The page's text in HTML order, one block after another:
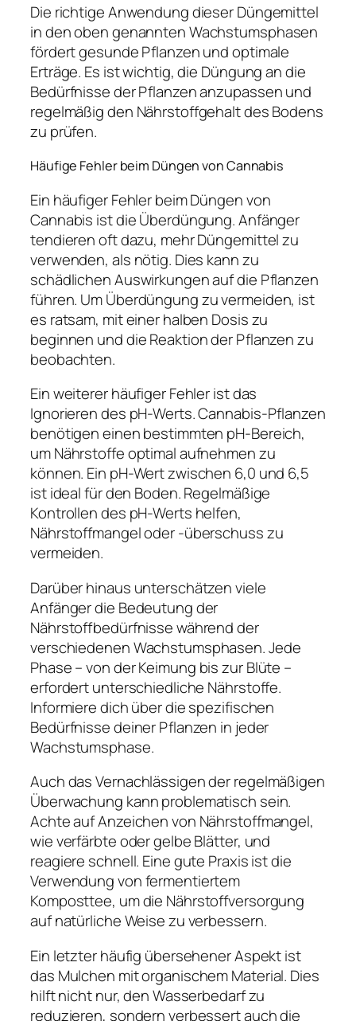
Die richtige Anwendung dieser Düngemittel
in den oben genannten Wachstumsphasen
fördert gesunde Pflanzen und optimale
Erträge. Es ist wichtig, die Düngung an die
Bedürfnisse der Pflanzen anzupassen und
regelmäßig den Nährstoffgehalt des Bodens
zu prüfen.
Häufige Fehler beim Düngen von Cannabis
Ein häufiger Fehler beim Düngen von
Cannabis ist die Überdüngung. Anfänger
tendieren oft dazu, mehr Düngemittel zu
verwenden, als nötig. Dies kann zu
schädlichen Auswirkungen auf die Pflanzen
führen. Um Überdüngung zu vermeiden, ist
es ratsam, mit einer halben Dosis zu
beginnen und die Reaktion der Pflanzen zu
beobachten.
Ein weiterer häufiger Fehler ist das
Ignorieren des pH-Werts. Cannabis-Pflanzen
benötigen einen bestimmten pH-Bereich,
um Nährstoffe optimal aufnehmen zu
können. Ein pH-Wert zwischen 6,0 und 6,5
ist ideal für den Boden. Regelmäßige
Kontrollen des pH-Werts helfen,
Nährstoffmangel oder -überschuss zu
vermeiden.
Darüber hinaus unterschätzen viele
Anfänger die Bedeutung der
Nährstoffbedürfnisse während der
verschiedenen Wachstumsphasen. Jede
Phase – von der Keimung bis zur Blüte –
erfordert unterschiedliche Nährstoffe.
Informiere dich über die spezifischen
Bedürfnisse deiner Pflanzen in jeder
Wachstumsphase.
Auch das Vernachlässigen der regelmäßigen
Überwachung kann problematisch sein.
Achte auf Anzeichen von Nährstoffmangel,
wie verfärbte oder gelbe Blätter, und
reagiere schnell. Eine gute Praxis ist die
Verwendung von fermentiertem
Komposttee, um die Nährstoffversorgung
auf natürliche Weise zu verbessern.
Ein letzter häufig übersehener Aspekt ist
das Mulchen mit organischem Material. Dies
hilft nicht nur, den Wasserbedarf zu
reduzieren, sondern verbessert auch die